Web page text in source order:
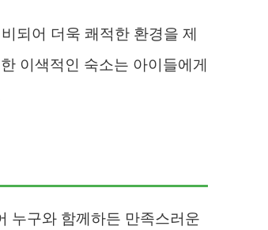
되어 더욱 쾌적한 환경을 제
이색적인 숙소는 아이들에게
누구와 함께하든 만족스러운